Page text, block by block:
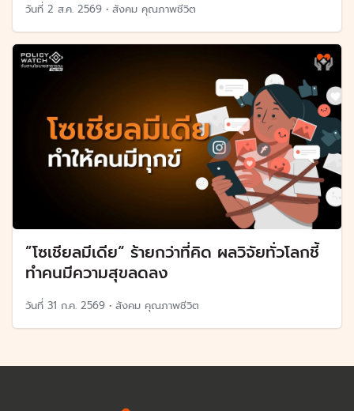
วันที่ 2 ส.ค. 2569 • สังคม คุณภาพชีวิต
”โซเชียลมีเดีย“ ร้ายกว่าที่คิด ผลวิจัยทั่วโลกชี้
ทำคนมีความสุขลดลง
วันที่ 31 ก.ค. 2569 • สังคม คุณภาพชีวิต